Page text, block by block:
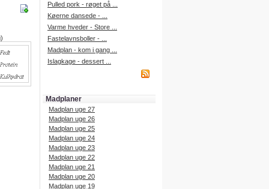
Pulled pork - røget på ...
Køerne dansede - ...
Varme hveder - Store ...
Fastelavnsboller - ...
Madplan - kom i gang ...
Islagkage - dessert ...
Madplaner
Madplan uge 27
Madplan uge 26
Madplan uge 25
Madplan uge 24
Madplan uge 23
Madplan uge 22
Madplan uge 21
Madplan uge 20
Madplan uge 19